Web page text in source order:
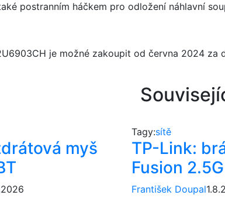
postranním háčkem pro odložení náhlavní
je možné zakoupit od června 2024 za
myš
Tagy:sítě
TP-Link:
Fusion 2.5G
František Doupal